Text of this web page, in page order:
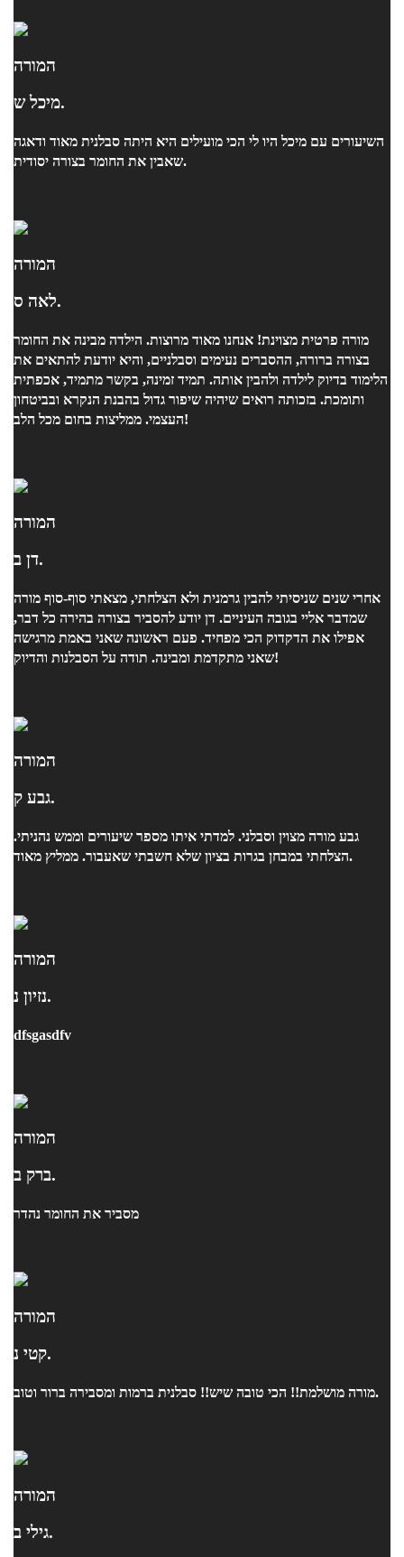
המורה
מיכל ש.
השיעורים עם מיכל היו לי הכי מועילים היא היתה סבלנית מאוד ודאגה
שאבין את החומר בצורה יסודית.
המורה
לאה ס.
מורה פרטית מצוינת! אנחנו מאוד מרוצות. הילדה מבינה את החומר
בצורה ברורה, ההסברים נעימים וסבלניים, והיא יודעת להתאים את
הלימוד בדיוק לילדה ולהבין אותה. תמיד זמינה, בקשר מתמיד, אכפתית
ותומכת. בזכותה רואים שיהיה שיפור גדול בהבנת הנקרא ובביטחון
העצמי. ממליצות בחום מכל הלב!
המורה
דן ב.
אחרי שנים שניסיתי להבין גרמנית ולא הצלחתי, מצאתי סוף-סוף מורה
שמדבר אליי בגובה העיניים. דן יודע להסביר בצורה בהירה כל דבר,
אפילו את הדקדוק הכי מפחיד. פעם ראשונה שאני באמת מרגישה
שאני מתקדמת ומבינה. תודה על הסבלנות והדיוק!
המורה
גבע ק.
גבע מורה מצוין וסבלני. למדתי איתו מספר שיעורים וממש נהניתי.
הצלחתי במבחן בגרות בציון שלא חשבתי שאעבור. ממליץ מאוד.
המורה
נזיון נ.
dfsgasdfv
המורה
ברק ב.
מסביר את החומר נהדר
המורה
קטי נ.
מורה מושלמת!! הכי טובה שיש!! סבלנית ברמות ומסבירה ברור וטוב.
המורה
גילי ב.